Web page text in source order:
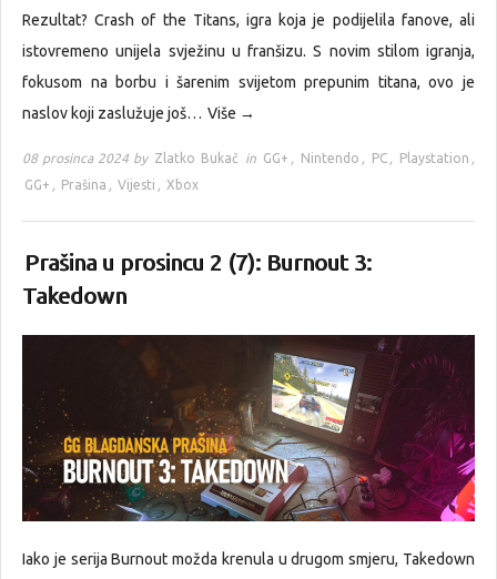
Rezultat? Crash of the Titans, igra koja je podijelila fanove, ali
istovremeno unijela svježinu u franšizu. S novim stilom igranja,
fokusom na borbu i šarenim svijetom prepunim titana, ovo je
naslov koji zaslužuje još… Više →
08 prosinca 2024 by Zlatko Bukač in GG+ , Nintendo , PC , Playstation ,
GG+ , Prašina , Vijesti , Xbox
Prašina u prosincu 2 (7): Burnout 3:
Takedown
Iako je serija Burnout možda krenula u drugom smjeru, Takedown